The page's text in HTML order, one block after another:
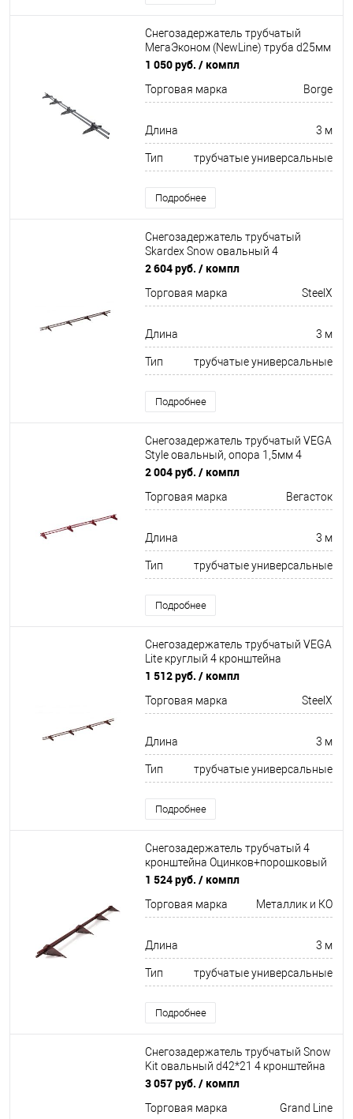
Снегозадержатель трубчатый
МегаЭконом (NewLine) труба d25мм
4 кронштейна
3000мм Borge
1 050 руб. / компл
Торговая марка Borge
Длина 3 м
Тип трубчатые универсальные
Подробнее
Снегозадержатель трубчатый
Skardex Snow овальный 4
кронштейна Оцинков+порошковый
2 604 руб. / компл
Торговая марка SteelX
Длина 3 м
Тип трубчатые универсальные
Подробнее
Снегозадержатель трубчатый VEGA
Style овальный, опора 1,5мм 4
кронштейна Оцинков+порошковый
2 004 руб. / компл
Торговая марка Вегасток
Длина 3 м
Тип трубчатые универсальные
Подробнее
Снегозадержатель трубчатый VEGA
Lite круглый 4 кронштейна
Неоцинков+порошковый окрас
1 512 руб. / компл
Торговая марка SteelX
Длина 3 м
Тип трубчатые универсальные
Подробнее
Снегозадержатель трубчатый 4
кронштейна Оцинков+порошковый
окрас 3000мм Металлик и КО
1 524 руб. / компл
Торговая марка Металлик и КО
Длина 3 м
Тип трубчатые универсальные
Подробнее
Снегозадержатель трубчатый Snow
Kit овальный d42*21 4 кронштейна
Оцинков+порошковый окрас
3 057 руб. / компл
Торговая марка Grand Line